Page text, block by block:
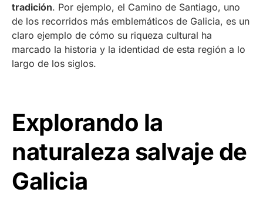
tradición. Por ejemplo, el Camino de Santiago, uno
de los recorridos más emblemáticos de Galicia, es un
claro ejemplo de cómo su riqueza cultural ha
marcado la historia y la identidad de esta región a lo
largo de los siglos.
Explorando la
naturaleza salvaje de
Galicia